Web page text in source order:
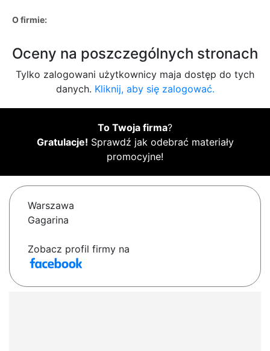
O firmie:
Oceny na poszczególnych stronach
Tylko zalogowani użytkownicy maja dostęp do tych
danych. Kliknij, aby się zalogować.
To Twoja firma?
Gratulacje! Sprawdź jak odebrać materiały
promocyjne!
Warszawa
Gagarina
Zobacz profil firmy na